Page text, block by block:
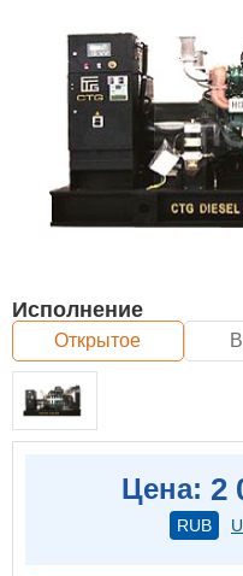
Исполнение
Открытое
Цена: 2
RUB